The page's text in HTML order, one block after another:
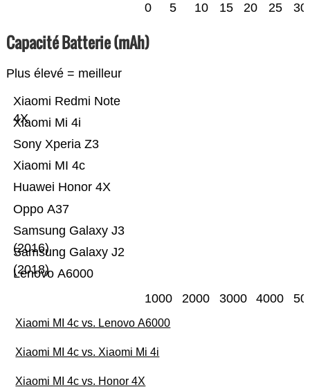
0 5 10 15 20 25 30
Capacité Batterie (mAh)
Plus élevé = meilleur
Lenovo A6000
Samsung Galaxy J2
(2018)
Samsung Galaxy J3
(2016)
Oppo A37
Huawei Honor 4X
Xiaomi MI 4c
Sony Xperia Z3
Xiaomi Mi 4i
Xiaomi Redmi Note
4X
1000 2000 3000 4000
Xiaomi MI 4c vs. Lenovo A6000
Xiaomi MI 4c vs. Xiaomi Mi 4i
Xiaomi MI 4c vs. Honor 4X